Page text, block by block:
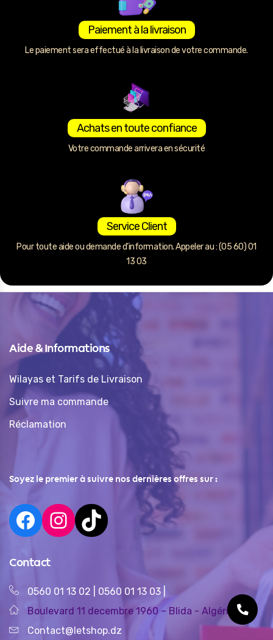
Paiement à la livraison
Le paiement sera effectué à la livraison de votre commande.
Achats en toute confiance
Votre commande arrivera en sécurité
Service Client
Pour toute aide ou demande d’information. Appeler au : (05 60) 01
13 03
Aide & Informations
Wilayas et Tarifs de Livraison
Suivre ma commande
Réclamation
Soyez le premier à suivre nos dernières offres sur :
Contact
0560 01 13 02 0560 01 13 03
Boulevard 11 decembre 1960 – Blida - Algérie
Contact@letshop.dz